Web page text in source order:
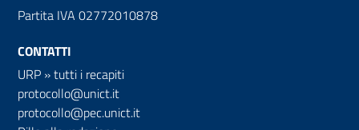
Partita IVA 02772010878
CONTATTI
URP »tutti i recapiti
protocollo@unict.it
protocollo@pec.unict.it